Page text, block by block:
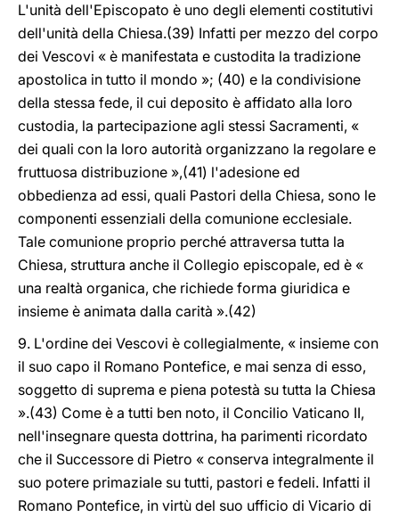
L'unità dell'Episcopato è uno degli elementi costitutivi
dell'unità della Chiesa.(39) Infatti per mezzo del corpo
dei Vescovi « è manifestata e custodita la tradizione
apostolica in tutto il mondo »; (40) e la condivisione
della stessa fede, il cui deposito è affidato alla loro
custodia, la partecipazione agli stessi Sacramenti, «
dei quali con la loro autorità organizzano la regolare e
fruttuosa distribuzione »,(41) l'adesione ed
obbedienza ad essi, quali Pastori della Chiesa, sono le
componenti essenziali della comunione ecclesiale.
Tale comunione proprio perché attraversa tutta la
Chiesa, struttura anche il Collegio episcopale, ed è «
una realtà organica, che richiede forma giuridica e
insieme è animata dalla carità ».(42)
9. L'ordine dei Vescovi è collegialmente, « insieme con
il suo capo il Romano Pontefice, e mai senza di esso,
soggetto di suprema e piena potestà su tutta la Chiesa
».(43) Come è a tutti ben noto, il Concilio Vaticano II,
nell'insegnare questa dottrina, ha parimenti ricordato
che il Successore di Pietro « conserva integralmente il
suo potere primaziale su tutti, pastori e fedeli. Infatti il
Romano Pontefice, in virtù del suo ufficio di Vicario di